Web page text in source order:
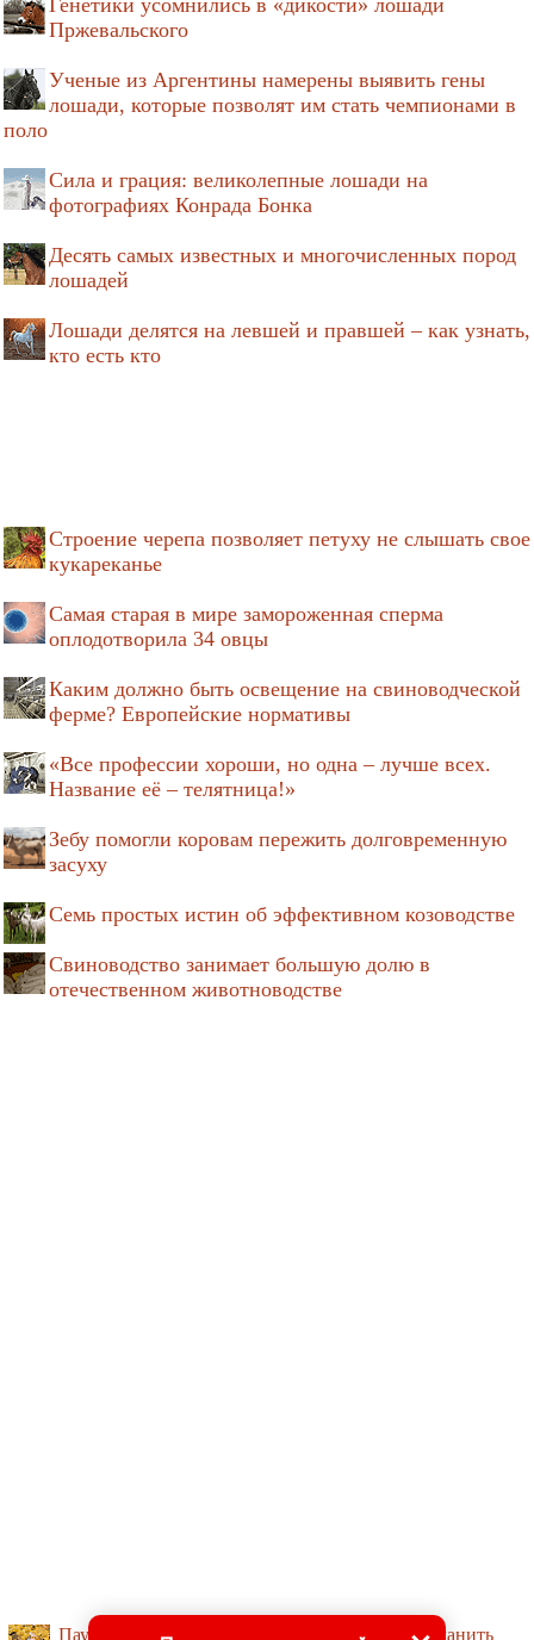
Пржевальского
Ученые из Аргентины намерены выявить гены
лошади, которые позволят им стать чемпионами в
поло
Сила и грация: великолепные лошади на
фотографиях Конрада Бонка
Десять самых известных и многочисленных пород
лошадей
Лошади делятся на левшей и правшей – как узнать,
кто есть кто
Строение черепа позволяет петуху не слышать свое
кукареканье
Самая старая в мире замороженная сперма
оплодотворила 34 овцы
Каким должно быть освещение на свиноводческой
ферме? Европейские нормативы
«Все профессии хороши, но одна – лучше всех.
Название её – телятница!»
Зебу помогли коровам пережить долговременную
засуху
Семь простых истин об эффективном козоводстве
Свиноводство занимает большую долю в
отечественном животноводстве
Пауки делают растения блестящими, чтобы заманить